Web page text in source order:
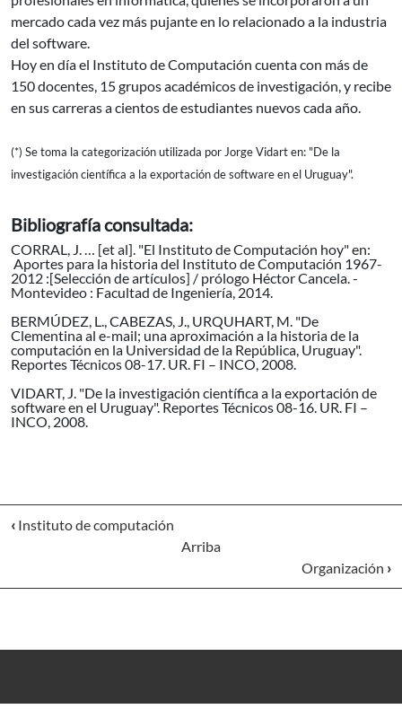
mercado cada vez más pujante en lo relacionado a la industria
del software.
Hoy en día el Instituto de Computación cuenta con más de
150 docentes, 15 grupos académicos de investigación, y recibe
en sus carreras a cientos de estudiantes nuevos cada año.
(*) Se toma la categorización utilizada por Jorge Vidart en: "De la
investigación científica a la exportación de software en el Uruguay".
Bibliografía consultada:
CORRAL, J. … [et al]. "El Instituto de Computación hoy" en:
Aportes para la historia del Instituto de Computación 1967-
2012 :[Selección de artículos] / prólogo Héctor Cancela. -
Montevideo : Facultad de Ingeniería, 2014.
BERMÚDEZ, L., CABEZAS, J., URQUHART, M. "De
Clementina al e-mail; una aproximación a la historia de la
computación en la Universidad de la República, Uruguay".
Reportes Técnicos 08-17. UR. FI – INCO, 2008.
VIDART, J. "De la investigación científica a la exportación de
software en el Uruguay". Reportes Técnicos 08-16. UR. FI –
INCO, 2008.
‹ Instituto de computación
Arriba
Organización ›